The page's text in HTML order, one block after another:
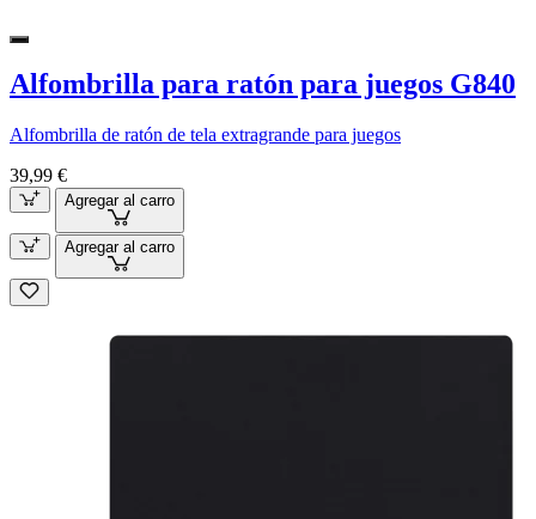
Alfombrilla para ratón para juegos G840
Alfombrilla de ratón de tela extragrande para juegos
39,99 €
Agregar al carro
Agregar al carro